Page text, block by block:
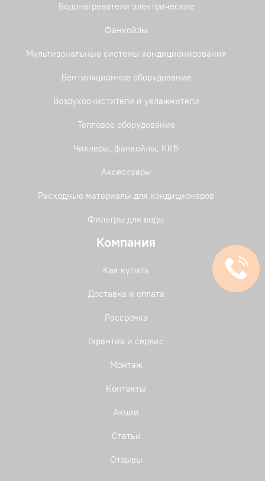
Водонагреватели электрические
Фанкойлы
Мультизональные системы кондиционирования
Вентиляционное оборудование
Воздухоочистители и увлажнители
Тепловое оборудование
Чиллеры, фанкойлы, ККБ
Аксессуары
Расходные материалы для кондиционеров
Фильтры для воды
Компания
Как купить
Доставка и оплата
Рассрочка
Гарантия и сервис
Монтаж
Контакты
Акции
Статьи
Отзывы